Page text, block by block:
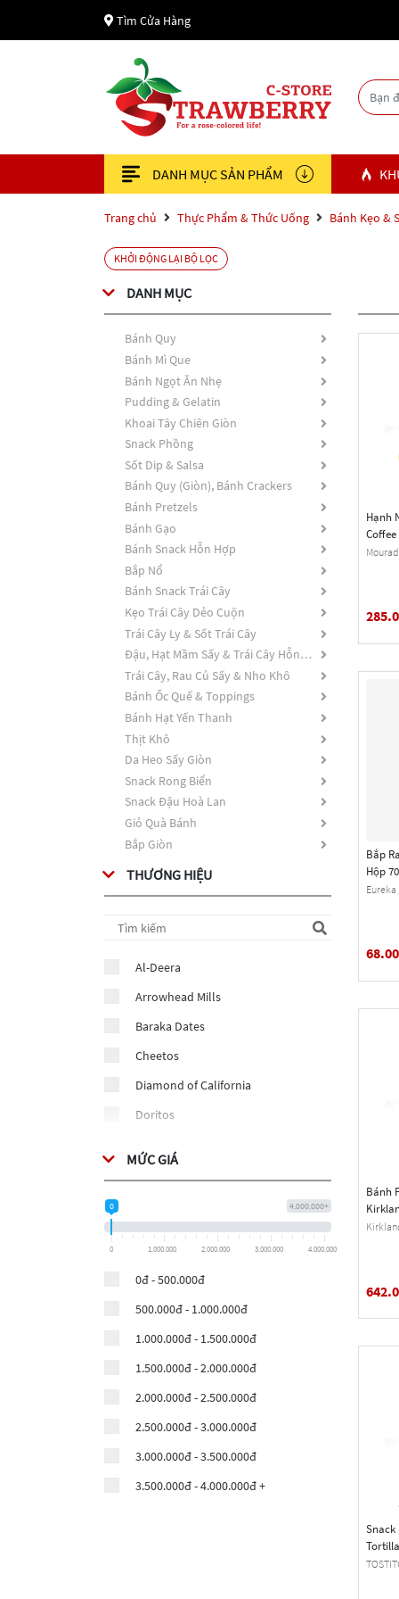
Tìm Cửa Hàng
DANH MỤC SẢN PHẨM
Trang chủ Thực Phẩm & Thức Uống Bánh Kẹo &
KHỞI ĐỘNG LẠI BỘ LỌC
DANH MỤC
Bánh Quy
Bánh Mì Que
Bánh Ngọt Ăn Nhẹ
Pudding & Gelatin
Khoai Tây Chiên Giòn
Snack Phồng
Sốt Dip & Salsa
Bánh Quy (Giòn), Bánh Crackers
Bánh Pretzels
Bánh Gạo
Bánh Snack Hỗn Hợp
Bắp Nổ
Bánh Snack Trái Cây
Kẹo Trái Cây Dẻo Cuộn
Trái Cây Ly & Sốt Trái Cây
Đậu, Hạt Mầm Sấy & Trái Cây Hỗn Hợp
Trái Cây, Rau Củ Sấy & Nho Khô
Bánh Ốc Quế & Toppings
Bánh Hạt Yến Thanh
Thịt Khô
Da Heo Sấy Giòn
Snack Rong Biển
Snack Đậu Hoà Lan
Giỏ Quà Bánh
Bắp Giòn
THƯƠNG HIỆU
Al-Deera
Arrowhead Mills
Baraka Dates
Cheetos
Diamond of California
Doritos
Fruit by the Foot
MỨC GIÁ
4.000.000+
0
0 1.000.000 2.000.000 3.000.000 4.000.000
0đ - 500.000đ
500.000đ - 1.000.000đ
1.000.000đ - 1.500.000đ
1.500.000đ - 2.000.000đ
2.000.000đ - 2.500.000đ
2.500.000đ - 3.000.000đ
3.000.000đ - 3.500.000đ
3.500.000đ - 4.000.000đ +
Hạnh
Coffee
Bắp
Hộp
Eureka
Bánh
Filled
Snack